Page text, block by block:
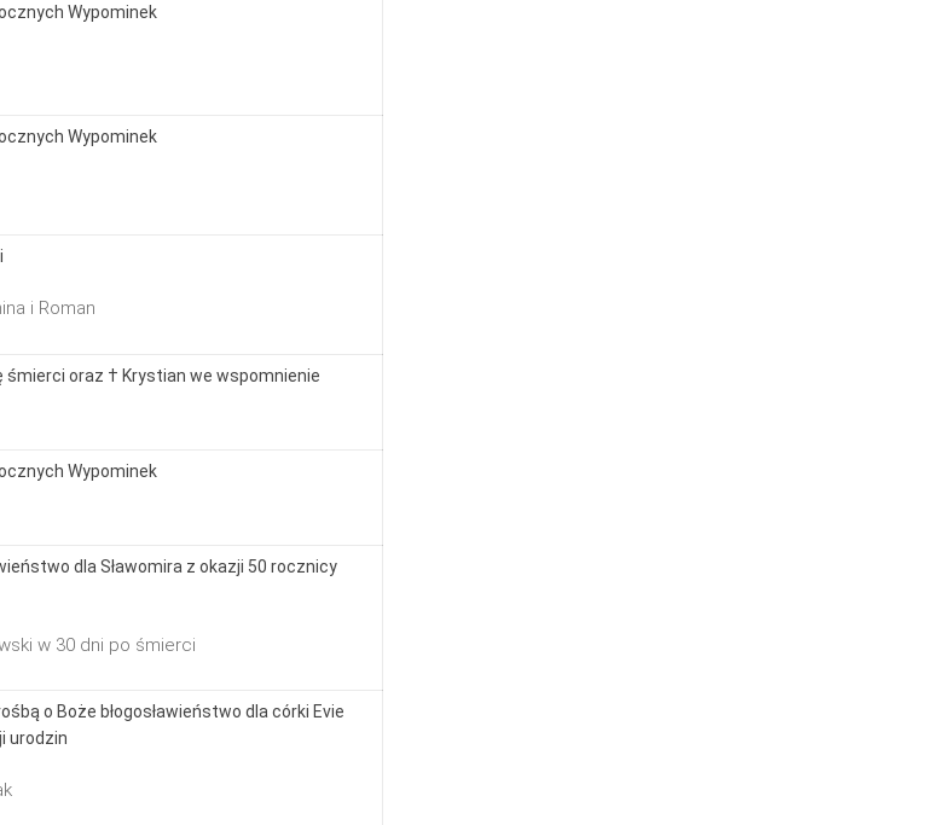
Wypominek
Wypominek
i Roman
śmierci oraz † Krystian we wspomnienie
Wypominek
dla Sławomira z okazji 50 rocznicy
w 30 dni po śmierci
o Boże błogosławieństwo dla córki Evie
urodzin